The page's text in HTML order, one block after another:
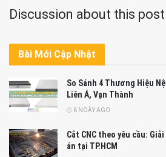
Discussion about this post
Bài Mới Cập Nhật
So Sánh 4 Thương Hiệu
Liên Á, Vạn Thành
6 NGÀY AGO
Cắt CNC theo yêu cầu:
án tại TP.HCM